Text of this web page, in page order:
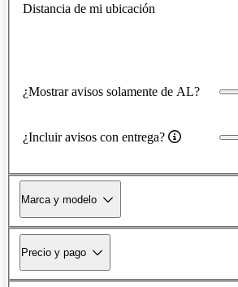
Distancia de mi ubicación
¿Mostrar avisos solamente de AL?
¿Incluir avisos con entrega?
Marca y modelo
Precio y pago